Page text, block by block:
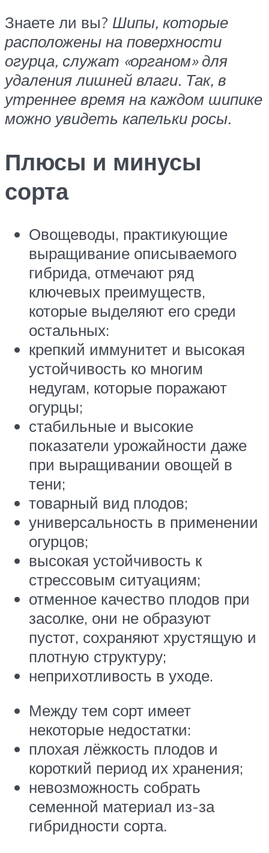
Знаете ли вы? Шипы, которые
расположены на поверхности
огурца, служат «органом» для
удаления лишней влаги. Так, в
утреннее время на каждом шипике
можно увидеть капельки росы.
Плюсы и минусы
сорта
Овощеводы, практикующие
выращивание описываемого
гибрида, отмечают ряд
ключевых преимуществ,
которые выделяют его среди
остальных:
крепкий иммунитет и высокая
устойчивость ко многим
недугам, которые поражают
огурцы;
стабильные и высокие
показатели урожайности даже
при выращивании овощей в
тени;
товарный вид плодов;
универсальность в применении
огурцов;
высокая устойчивость к
стрессовым ситуациям;
отменное качество плодов при
засолке, они не образуют
пустот, сохраняют хрустящую и
плотную структуру;
неприхотливость в уходе.
Между тем сорт имеет
некоторые недостатки:
плохая лёжкость плодов и
короткий период их хранения;
невозможность собрать
семенной материал из-за
гибридности сорта.